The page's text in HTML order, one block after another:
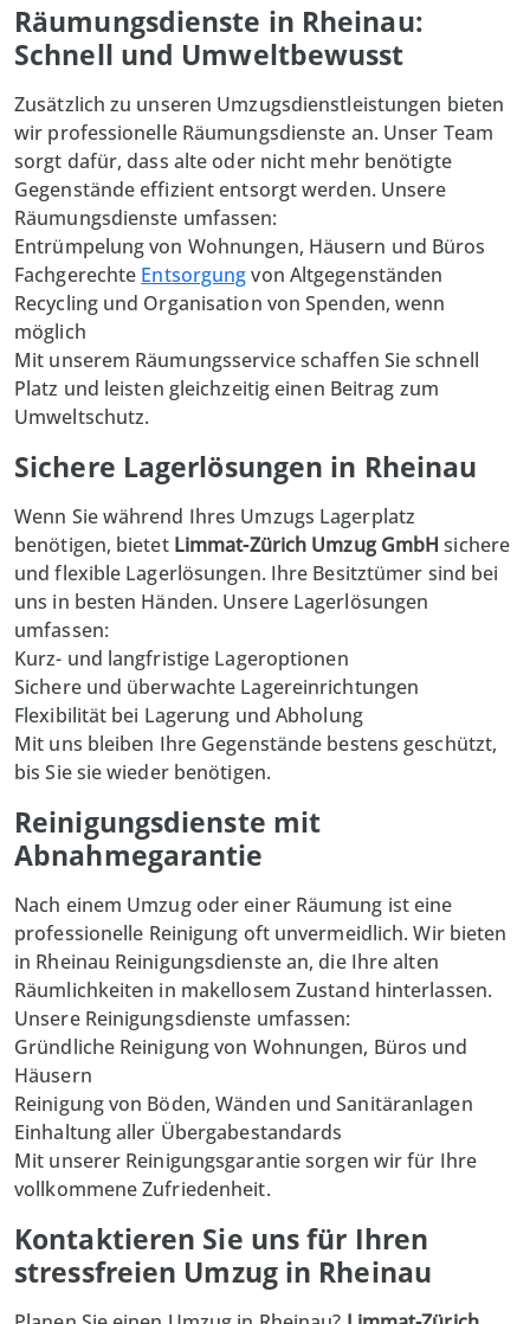
Räumungsdienste in Rheinau:
Schnell und Umweltbewusst
Zusätzlich zu unseren Umzugsdienstleistungen bieten
wir professionelle Räumungsdienste an. Unser Team
sorgt dafür, dass alte oder nicht mehr benötigte
Gegenstände effizient entsorgt werden. Unsere
Räumungsdienste umfassen:
Entrümpelung von Wohnungen, Häusern und Büros
Fachgerechte Entsorgungvon Altgegenständen
Recycling und Organisation von Spenden, wenn
möglich
Mit unserem Räumungsservice schaffen Sie schnell
Platz und leisten gleichzeitig einen Beitrag zum
Umweltschutz.
Sichere Lagerlösungen in Rheinau
Wenn Sie während Ihres Umzugs Lagerplatz
benötigen, bietet Limmat-Zürich Umzug GmbH sichere
und flexible Lagerlösungen. Ihre Besitztümer sind bei
uns in besten Händen. Unsere Lagerlösungen
umfassen:
Kurz- und langfristige Lageroptionen
Sichere und überwachte Lagereinrichtungen
Flexibilität bei Lagerung und Abholung
Mit uns bleiben Ihre Gegenstände bestens geschützt,
bis Sie sie wieder benötigen.
Reinigungsdienste mit
Abnahmegarantie
Nach einem Umzug oder einer Räumung ist eine
professionelle Reinigung oft unvermeidlich. Wir bieten
in Rheinau Reinigungsdienste an, die Ihre alten
Räumlichkeiten in makellosem Zustand hinterlassen.
Unsere Reinigungsdienste umfassen:
Gründliche Reinigung von Wohnungen, Büros und
Häusern
Reinigung von Böden, Wänden und Sanitäranlagen
Einhaltung aller Übergabestandards
Mit unserer Reinigungsgarantie sorgen wir für Ihre
vollkommene Zufriedenheit.
Kontaktieren Sie uns für Ihren
stressfreien Umzug in Rheinau